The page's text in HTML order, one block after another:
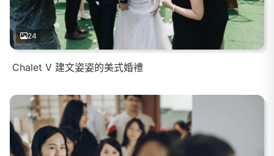
24
Chalet V 建文姿姿的美式婚禮